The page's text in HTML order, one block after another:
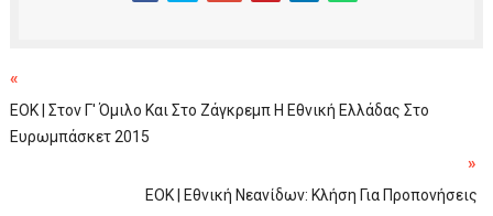
«
EOK | Στον Γ' Όμιλο Και Στο Ζάγκρεμπ Η Εθνική Ελλάδας Στο
Ευρωμπάσκετ 2015
»
EOK | Εθνική Νεανίδων: Κλήση Για Προπονήσεις